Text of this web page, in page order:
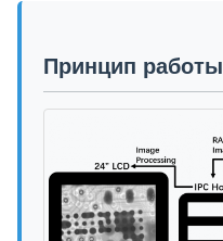
Принцип работы